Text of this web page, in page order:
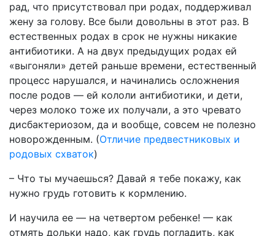
рад, что присутствовал при родах, поддерживал
жену за голову. Все были довольны в этот раз. В
естественных родах в срок не нужны никакие
антибиотики. А на двух предыдущих родах ей
«выгоняли» детей раньше времени, естественный
процесс нарушался, и начинались осложнения
после родов — ей кололи антибиотики, и дети,
через молоко тоже их получали, а это чревато
дисбактериозом, да и вообще, совсем не полезно
новорожденным. (Отличие предвестниковых и
родовых схваток)
– Что ты мучаешься? Давай я тебе покажу, как
нужно грудь готовить к кормлению.
И научила ее — на четвертом ребенке! — как
отмять дольки надо, как грудь погладить, как